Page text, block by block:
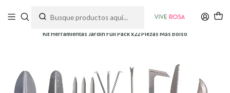
Kit Herramientas Jardín Full Pack x22 Piezas Más Bolso